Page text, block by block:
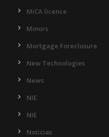
MiCA licence
Minors
Mortgage Foreclosure
New Technologies
News
NIE
NIE
Noticias